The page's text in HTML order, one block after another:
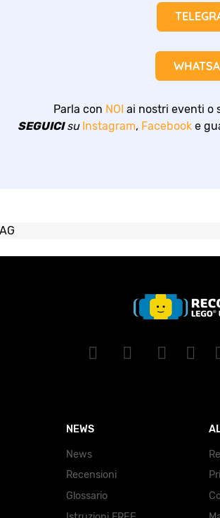
Parla con NOI ai nostri eventi o
SEGUICIsu Instagram, Facebook e
NEWS
News
Recensioni
Glossario